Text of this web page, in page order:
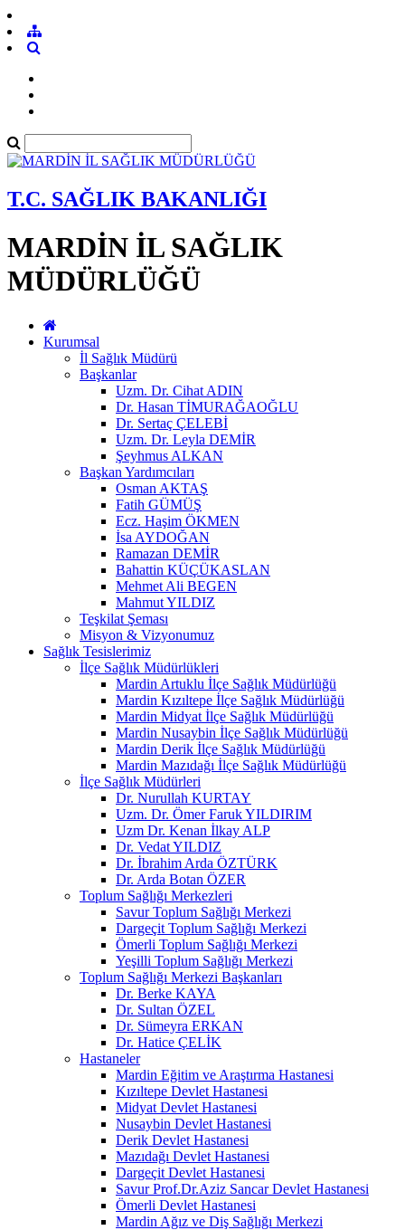
T.C. SAĞLIK BAKANLIĞI
MARDİN İL SAĞLIK
MÜDÜRLÜĞÜ
Kurumsal
İl Sağlık Müdürü
Başkanlar
Uzm. Dr. Cihat ADIN
Dr. Hasan TİMURAĞAOĞLU
Dr. Sertaç ÇELEBİ
Uzm. Dr. Leyla DEMİR
Şeyhmus ALKAN
Başkan Yardımcıları
Osman AKTAŞ
Fatih GÜMÜŞ
Ecz. Haşim ÖKMEN
İsa AYDOĞAN
Ramazan DEMİR
Bahattin KÜÇÜKASLAN
Mehmet Ali BEGEN
Mahmut YILDIZ
Teşkilat Şeması
Misyon & Vizyonumuz
Sağlık Tesislerimiz
İlçe Sağlık Müdürlükleri
Mardin Artuklu İlçe Sağlık Müdürlüğü
Mardin Kızıltepe İlçe Sağlık Müdürlüğü
Mardin Midyat İlçe Sağlık Müdürlüğü
Mardin Nusaybin İlçe Sağlık Müdürlüğü
Mardin Derik İlçe Sağlık Müdürlüğü
Mardin Mazıdağı İlçe Sağlık Müdürlüğü
İlçe Sağlık Müdürleri
Dr. Nurullah KURTAY
Uzm. Dr. Ömer Faruk YILDIRIM
Uzm Dr. Kenan İlkay ALP
Dr. Vedat YILDIZ
Dr. İbrahim Arda ÖZTÜRK
Dr. Arda Botan ÖZER
Toplum Sağlığı Merkezleri
Savur Toplum Sağlığı Merkezi
Dargeçit Toplum Sağlığı Merkezi
Ömerli Toplum Sağlığı Merkezi
Yeşilli Toplum Sağlığı Merkezi
Toplum Sağlığı Merkezi Başkanları
Dr. Berke KAYA
Dr. Sultan ÖZEL
Dr. Sümeyra ERKAN
Dr. Hatice ÇELİK
Hastaneler
Mardin Eğitim ve Araştırma Hastanesi
Kızıltepe Devlet Hastanesi
Midyat Devlet Hastanesi
Nusaybin Devlet Hastanesi
Derik Devlet Hastanesi
Mazıdağı Devlet Hastanesi
Dargeçit Devlet Hastanesi
Savur Prof.Dr.Aziz Sancar Devlet Hastanesi
Ömerli Devlet Hastanesi
Mardin Ağız ve Diş Sağlığı Merkezi